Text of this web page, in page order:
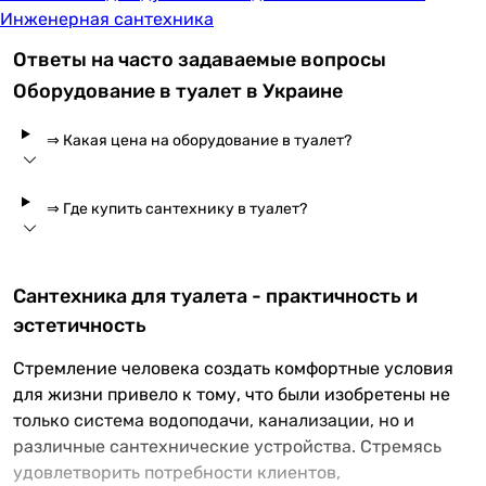
Инженерная сантехника
Ответы на часто задаваемые вопросы
Оборудование в туалет в Украине
⇒ Какая цена на оборудование в туалет?
⇒ Где купить сантехнику в туалет?
Сантехника для туалета - практичность и
эстетичность
Стремление человека создать комфортные условия
для жизни привело к тому, что были изобретены не
только система водоподачи, канализации, но и
различные сантехнические устройства. Стремясь
удовлетворить потребности клиентов,